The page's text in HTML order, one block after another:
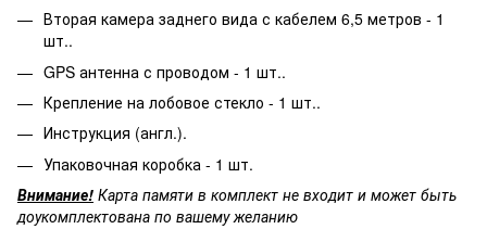
Вторая камера заднего вида с кабелем 6,5 метров - 1
шт..
GPS антенна с проводом - 1 шт..
Крепление на лобовое стекло - 1 шт..
Инструкция (англ.).
Упаковочная коробка - 1 шт.
Внимание! Карта памяти в комплект не входит и может быть
доукомплектована по вашему желанию